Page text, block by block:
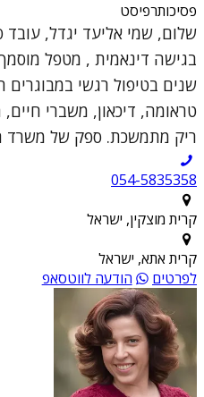
פסיכותרפיסט
שלום, שמי אליעד יגדל, עובד
שנים בטיפול רגשי
טראומה, דיכאון, משברי
ריק מתמשכת. ספק של משרד
054-5835358
קרית מוצקין, ישראל
קרית אתא, ישראל
לפרטים
הודעה לווטסאפ